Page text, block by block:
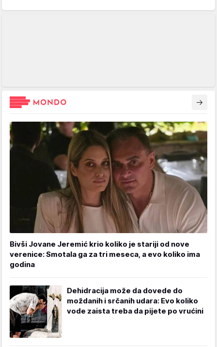
Bivši Jovane Jeremić krio koliko je stariji od nove
verenice: Smotala ga za tri meseca, a evo koliko ima
godina
Dehidracija može da dovede do
moždanih i srčanih udara: Evo koliko
vode zaista treba da pijete po vrućini